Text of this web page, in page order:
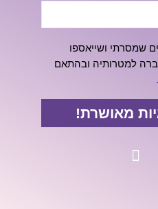
שמסרתי ושייאספו
למטרותיה ובהתאם
מאושרת!